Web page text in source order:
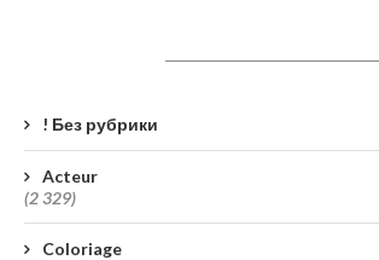
! Без рубрики
Acteur
(2 329)
Coloriage